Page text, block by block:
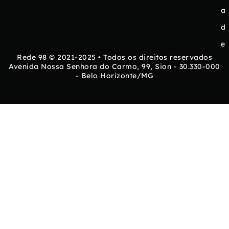
a
d
e
Rede 98 © 2021-2025 • Todos os direitos reservados
Avenida Nossa Senhora do Carmo, 99, Sion - 30.330-000
- Belo Horizonte/MG